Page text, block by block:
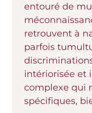
entouré de
retrouvent à
parfois
intériorisée et
complexe qui
spécifiques,